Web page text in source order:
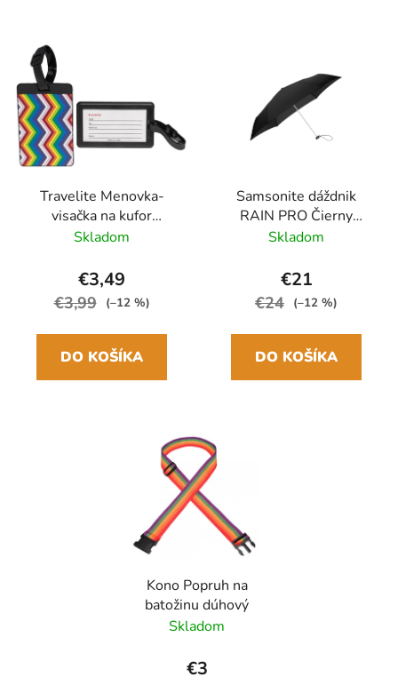
Travelite Menovka-
visačka na kufor
Multicolor Waves
Skladom
€3,49
€3,99 (–12 %)
DO KOŠÍKA
Samsonite dáždnik
RAIN PRO Čierny
skladací manuálny
Skladom
€21
€24 (–12 %)
DO KOŠÍKA
Kono Popruh na
batožinu dúhový
Skladom
€3